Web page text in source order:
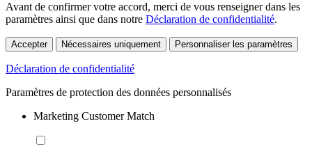
Avant de confirmer votre accord, merci de vous renseigner dans les
paramètres ainsi que dans notre Déclaration de confidentialité.
Accepter Nécessaires uniquement Personnaliser les paramètres
Déclaration de confidentialité
Paramètres de protection des données personnalisés
Marketing Customer Match